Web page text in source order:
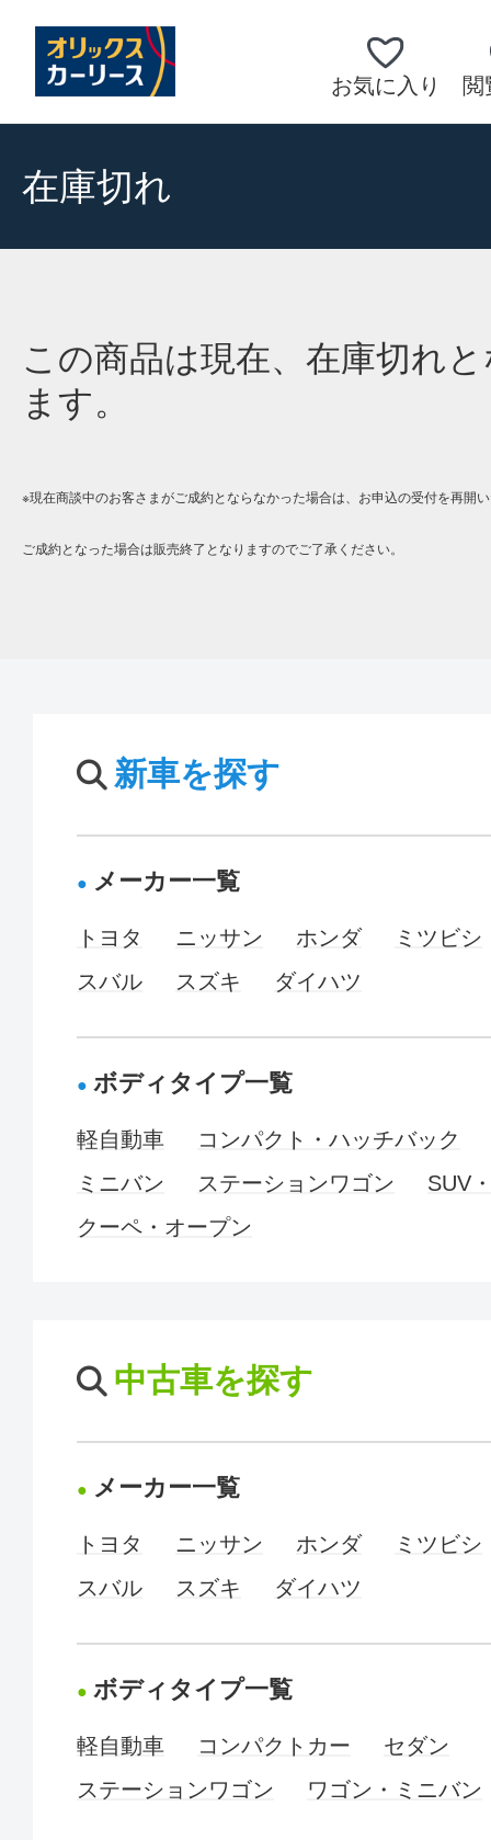
お気に入り 閲
在庫切れ
この商品は現在、在庫切れ
ます。
※現在商談中のお客さまがご成約とならなかった場合は、お申込の受付を再開
ご成約となった場合は販売終了となりますのでご了承ください。
新車を探す
メーカー一覧
トヨタ ニッサン ホンダ
ミツビシ
スバル
スズキ ダイハツ
ボディタイプ一覧
軽自動車
コンパクト・ハッチバック
ミニバン
ステーションワゴン
SUV
クーペ・オープン
中古車を探す
メーカー一覧
トヨタ ニッサン ホンダ
ミツビシ
スバル
スズキ ダイハツ
ボディタイプ一覧
軽自動車 コンパクトカー
セダン
ステーションワゴン
ワゴン・ミニバン